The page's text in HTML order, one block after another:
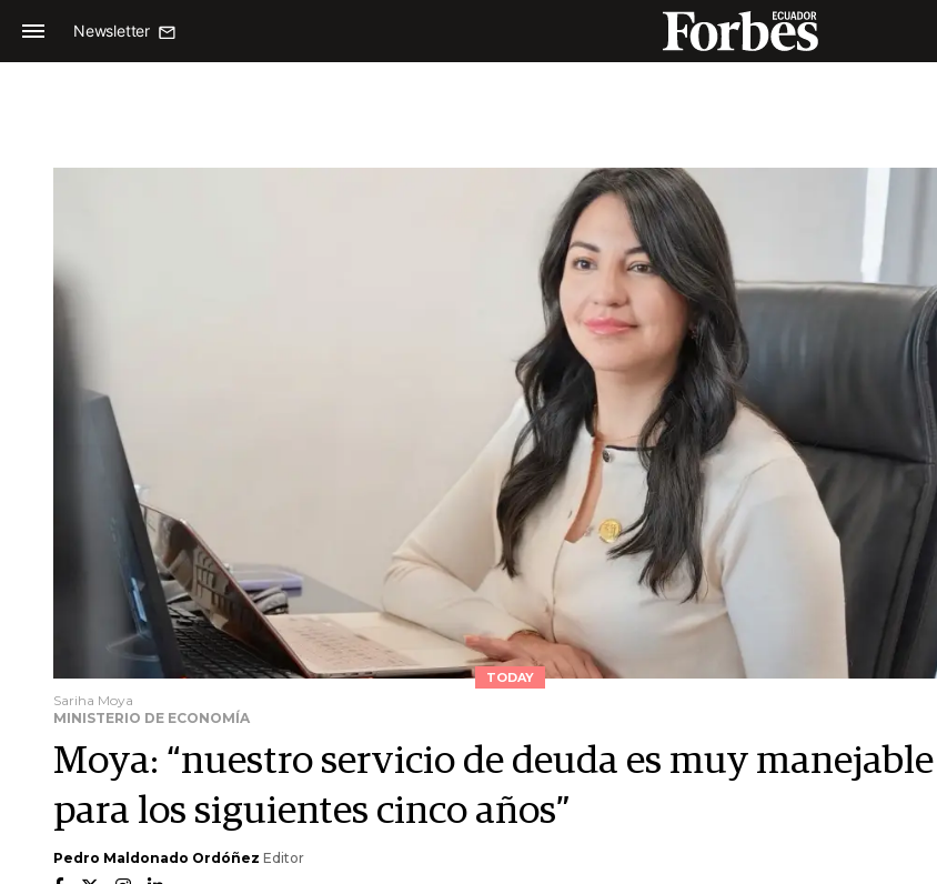
Newsletter
TODAY
Sariha Moya
MINISTERIO DE ECONOMÍA
Moya: “nuestro servicio de deuda es muy manejable
para los siguientes cinco años”
Pedro Maldonado Ordóñez Editor